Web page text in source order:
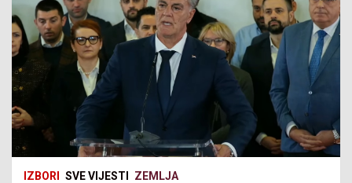
IZBORI SVE VIJESTI ZEMLJA